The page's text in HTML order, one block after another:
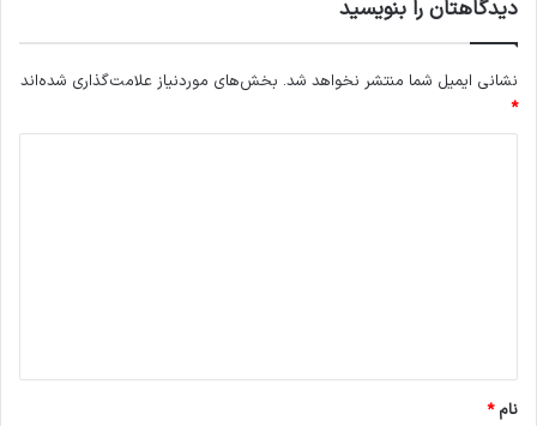
دیدگاهتان را بنویسید
نشانی ایمیل شما منتشر نخواهد شد. بخش‌های موردنیاز علامت‌گذاری شده‌اند
*
نام*